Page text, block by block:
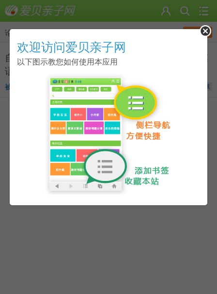
论坛 发帖
自己是一个英语不好的家长，但是想让孩子把英
语学好，大家有什么建议呢？
收藏
被遗弃的亚当 发表于2021-04-26 17:56
欢迎访问爱贝亲子网
以下图示教您如何使用本应用